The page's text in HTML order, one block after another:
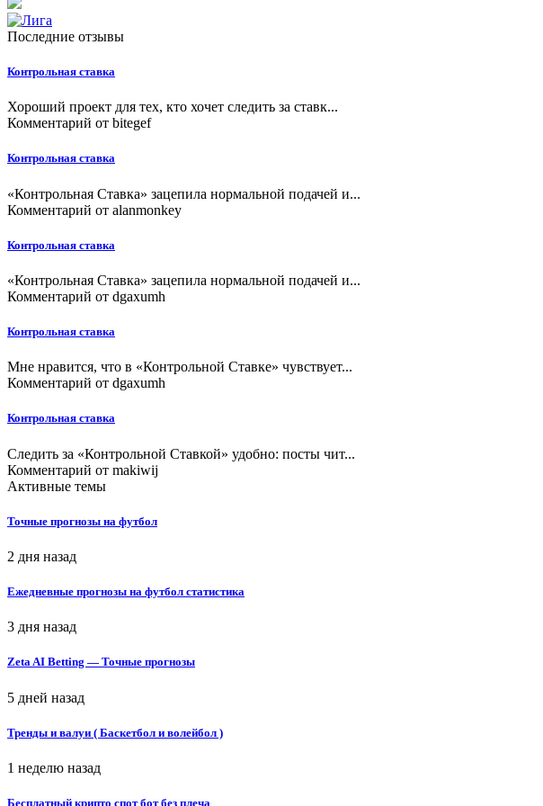
Последние отзывы
Контрольная ставка
Хороший проект для тех, кто хочет следить за ставк...
Комментарий от bitegef
Контрольная ставка
«Контрольная Ставка» зацепила нормальной подачей и...
Комментарий от alanmonkey
Контрольная ставка
«Контрольная Ставка» зацепила нормальной подачей и...
Комментарий от dgaxumh
Контрольная ставка
Мне нравится, что в «Контрольной Ставке» чувствует...
Комментарий от dgaxumh
Контрольная ставка
Следить за «Контрольной Ставкой» удобно: посты чит...
Комментарий от makiwij
Активные темы
Точные прогнозы на футбол
2 дня назад
Ежедневные прогнозы на футбол статистика
3 дня назад
Zeta AI Betting — Точные прогнозы
5 дней назад
Тренды и валуи ( Баскетбол и волейбол )
1 неделю назад
Бесплатный крипто спот бот без плеча